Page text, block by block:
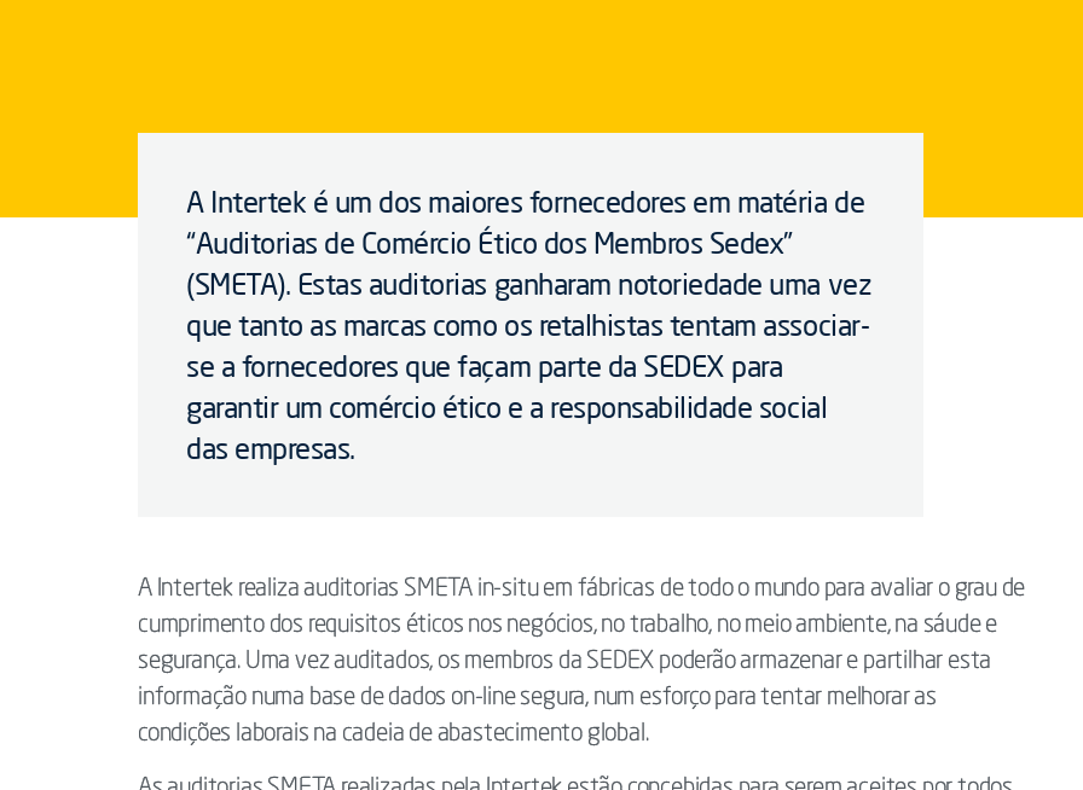
A Intertek é um dos maiores fornecedores em matéria de
“Auditorias de Comércio Ético dos Membros Sedex”
(SMETA). Estas auditorias ganharam notoriedade uma vez
que tanto as marcas como os retalhistas tentam associar-
se a fornecedores que façam parte da SEDEX para
garantir um comércio ético e a responsabilidade social
das empresas.
A Intertek realiza auditorias SMETA in-situ em fábricas de todo o mundo para avaliar o grau de
cumprimento dos requisitos éticos nos negócios, no trabalho, no meio ambiente, na sáude e
segurança. Uma vez auditados, os membros da SEDEX poderão armazenar e partilhar esta
informação numa base de dados on-line segura, num esforço para tentar melhorar as
condições laborais na cadeia de abastecimento global.